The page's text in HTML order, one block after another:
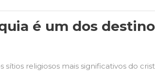
é um dos
sítios religiosos mais significativos do